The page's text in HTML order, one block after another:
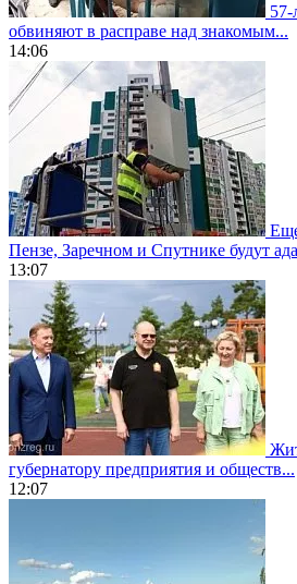
57-
обвиняют в расправе над знакомым...
14:06
Пензе, Заречном и Спутнике будут
13:07
губернатору предприятия и обществ...
12:07